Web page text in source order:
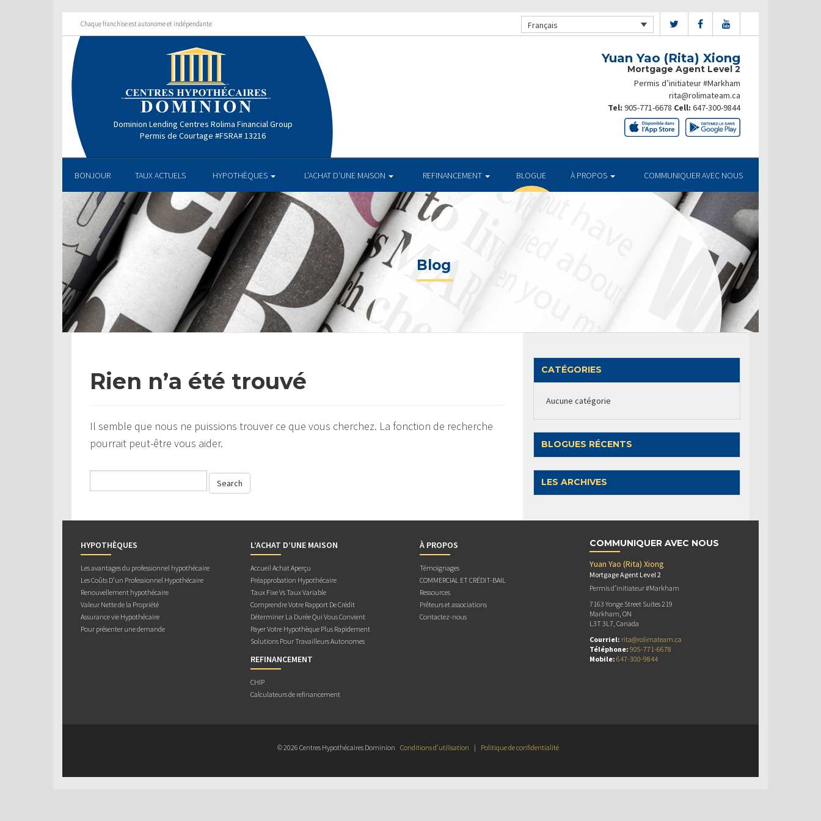
Chaque franchise est autonome et indépendante Français
Dominion Lending Centres Rolima Financial Group
Permis de Courtage #FSRA# 13216
Yuan Yao (Rita) Xiong
Mortgage Agent Level 2
Permis d’initiateur #Markham
rita@rolimateam.ca
Tel: 905-771-6678 Cell: 647-300-9844
BONJOUR TAUX ACTUELS HYPOTHÈQUES L’ACHAT D’UNE MAISON REFINANCEMENT BLOGUE À PROPOS COMMUNIQUER AVEC NOUS
Blog
Rien n’a été trouvé
Il semble que nous ne puissions trouver ce que vous cherchez. La fonction de recherche
pourrait peut-être vous aider.
CATÉGORIES
Aucune catégorie
BLOGUES RÉCENTS
LES ARCHIVES
HYPOTHÈQUES
Les avantages du professionnel hypothécaire
Les Coûts D’un Professionnel Hypothécaire
Renouvellement hypothécaire
Valeur Nette de la Propriété
Assurance vie Hypothécaire
Pour présenter une demande
L’ACHAT D’UNE MAISON
Accueil Achat Aperçu
Préapprobation Hypothécaire
Taux Fixe Vs Taux Variable
Comprendre Votre Rapport De Crédit
Déterminer La Durée Qui Vous Convient
Payer Votre Hypothèque Plus Rapidement
Solutions Pour Travailleurs Autonomes
REFINANCEMENT
CHIP
Calculateurs de refinancement
À PROPOS
Témoignages
COMMERCIAL ET CRÉDIT-BAIL
Ressources
Prêteurs et associations
Contactez-nous
COMMUNIQUER AVEC NOUS
Yuan Yao (Rita) Xiong
Mortgage Agent Level 2
Permis d’initiateur #Markham
7163 Yonge Street Suites 219
Markham, ON
L3T 3L7, Canada
Courriel: rita@rolimateam.ca
Téléphone: 905-771-6678
Mobile: 647-300-9844
© 2026 Centres Hypothécaires Dominion Conditions d’utilisation | Politique de confidentialité